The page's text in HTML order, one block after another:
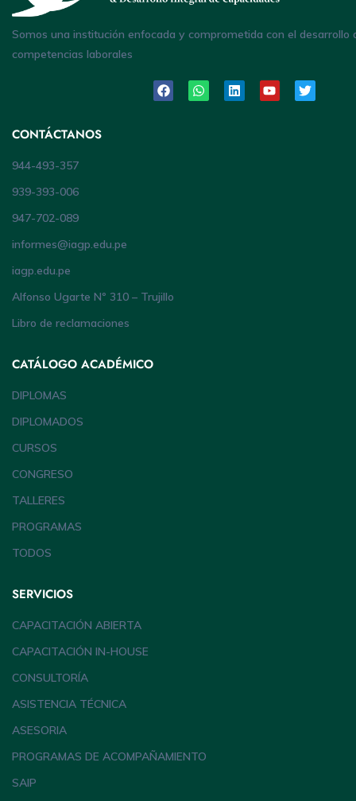
Somos una institución enfocada y comprometida con el desarrollo
competencias laborales
CONTÁCTANOS
944-493-357
939-393-006
947-702-089
informes@iagp.edu.pe
iagp.edu.pe
Alfonso Ugarte Nº 310 – Trujillo
Libro de reclamaciones
CATÁLOGO ACADÉMICO
DIPLOMAS
DIPLOMADOS
CURSOS
CONGRESO
TALLERES
PROGRAMAS
TODOS
SERVICIOS
CAPACITACIÓN ABIERTA
CAPACITACIÓN IN-HOUSE
CONSULTORÍA
ASISTENCIA TÉCNICA
ASESORIA
PROGRAMAS DE ACOMPAÑAMIENTO
SAIP